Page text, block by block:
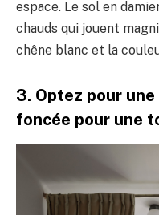
espace. Le sol en
chauds qui jouent
chêne blanc et la
3. Optez pour
foncée pour une